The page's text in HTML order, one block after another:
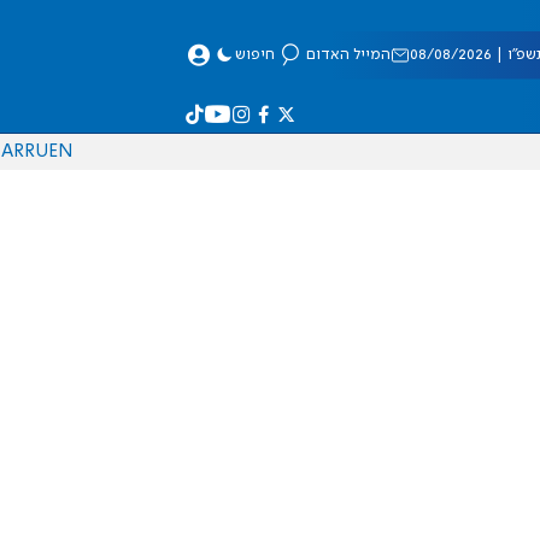
08/2026 המייל האדום חיפוש
EN
RU
AR